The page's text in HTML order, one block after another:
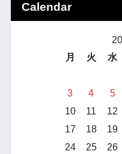
Calendar
月
火 水
3
4 5
10
11 12
17
18 19
24
25 26